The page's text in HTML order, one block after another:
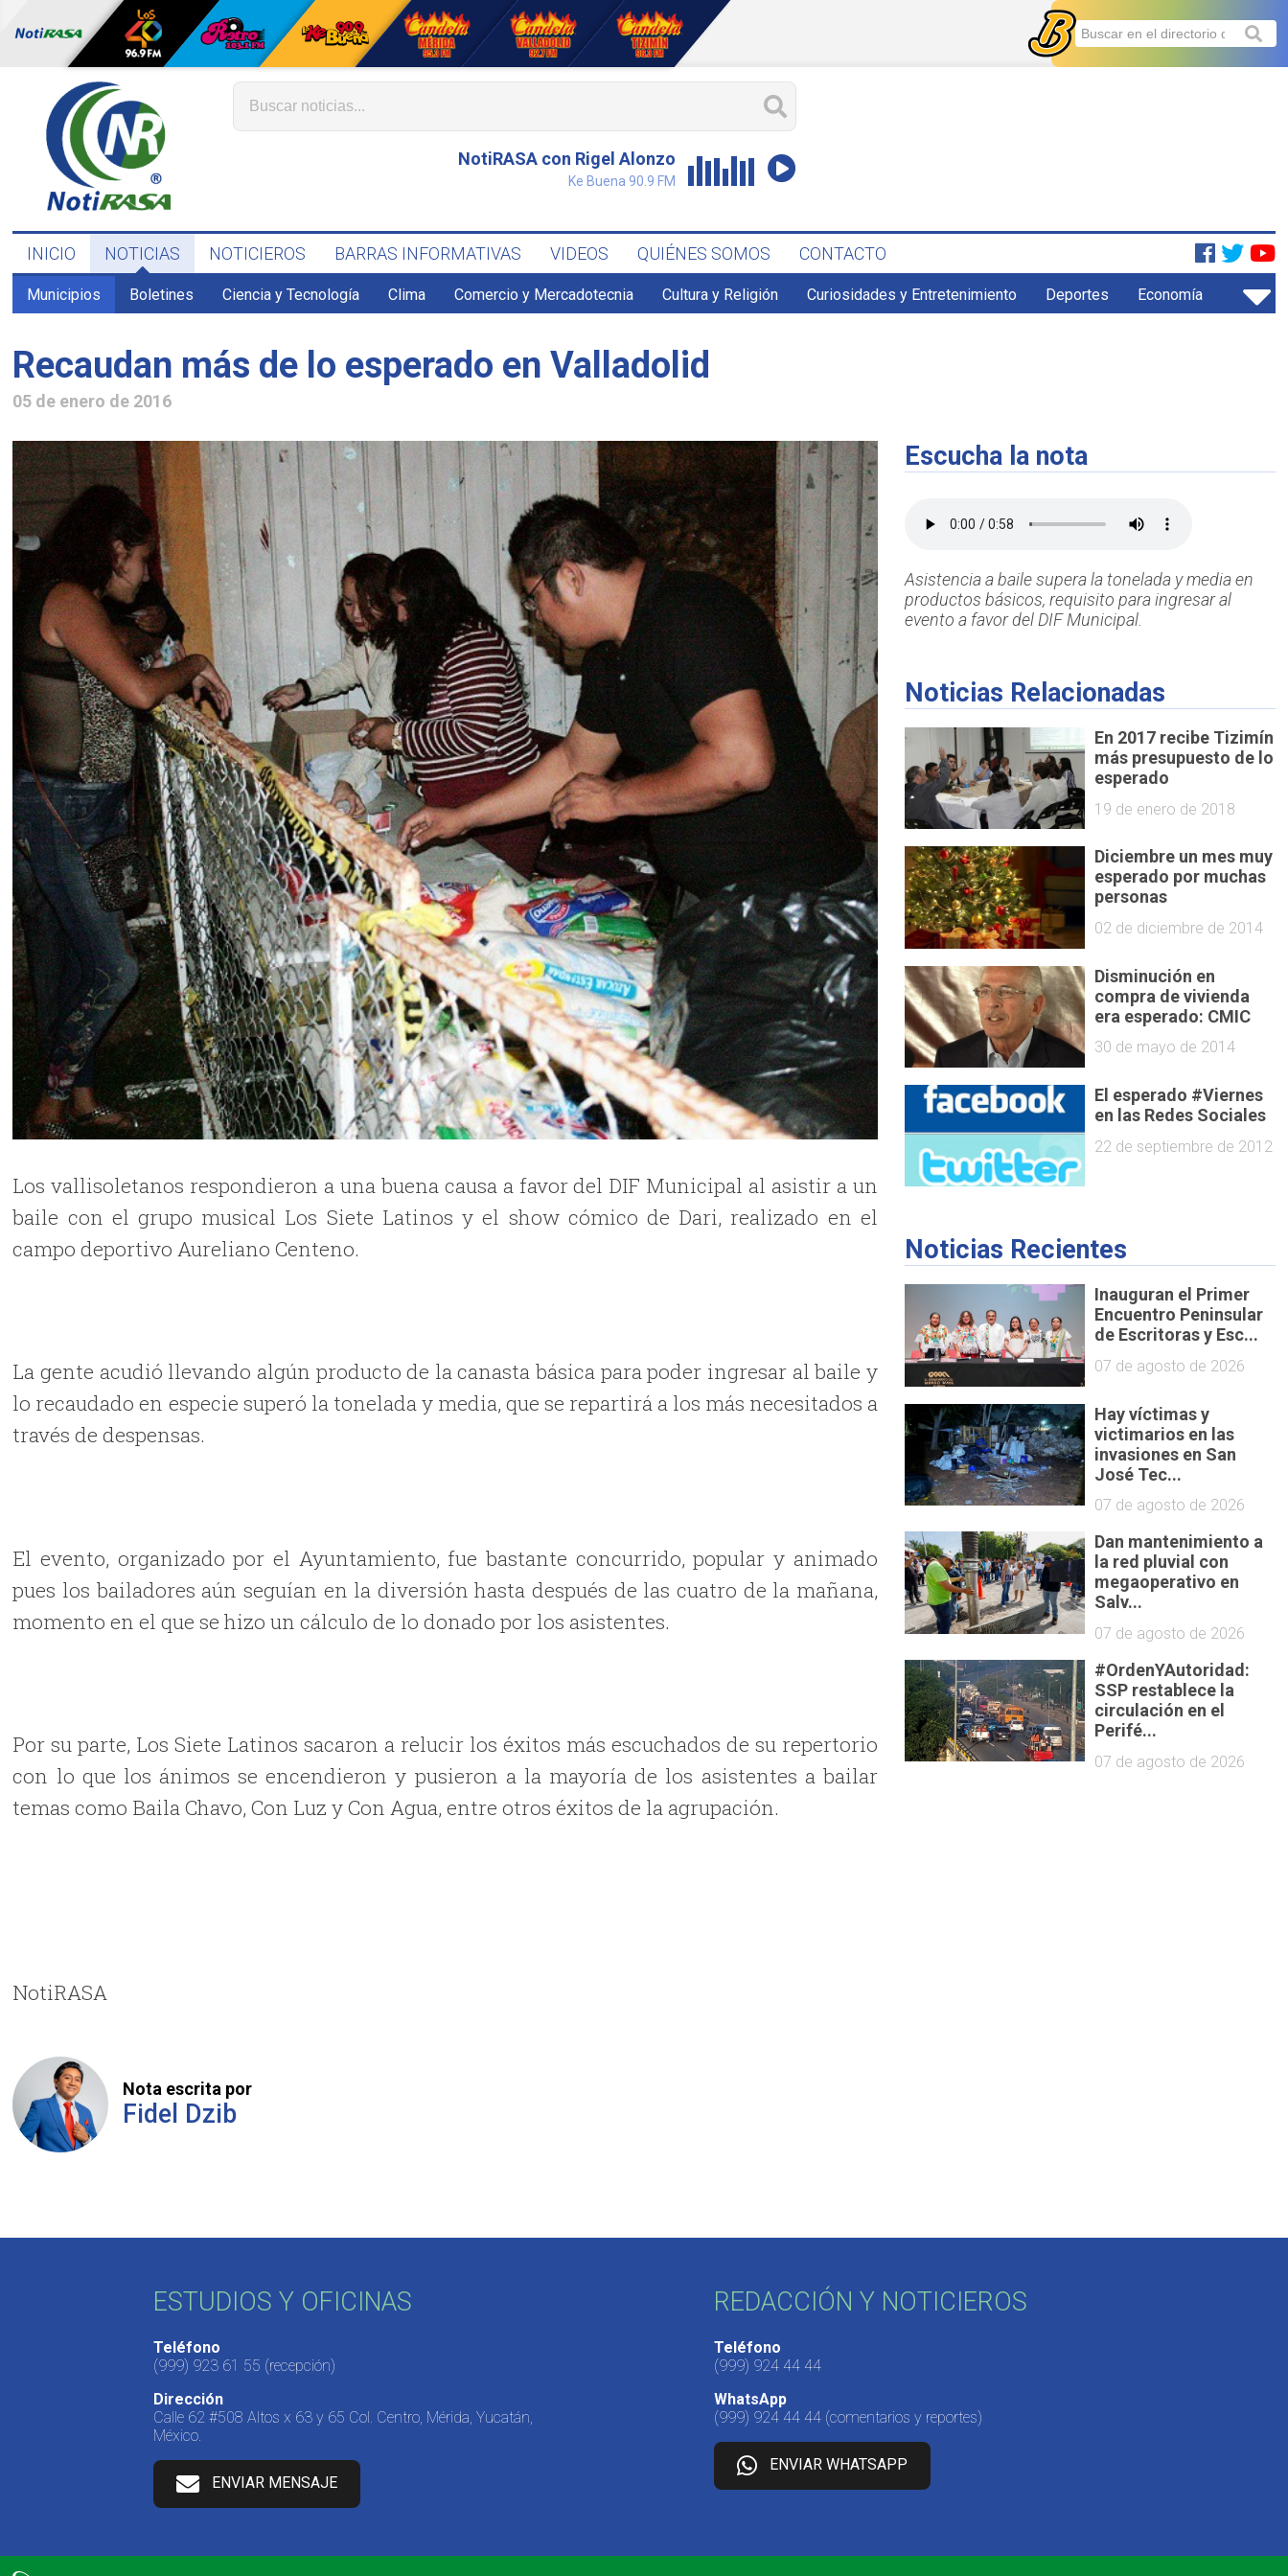
NotiRASA con Rigel Alonzo
Ke Buena 90.9 FM
INICIO NOTICIAS NOTICIEROS BARRAS INFORMATIVAS VIDEOS QUIÉNES SOMOS CONTACTO
Municipios Boletines Ciencia y Tecnología Clima Comercio y Mercadotecnia Cultura y Religión Curiosidades y Entretenimiento Deportes Economía
Recaudan más de lo esperado en Valladolid
05 de enero de 2016
Los vallisoletanos respondieron a una buena causa a favor del DIF Municipal al asistir a un
baile con el grupo musical Los Siete Latinos y el show cómico de Dari, realizado en el
campo deportivo Aureliano Centeno.
La gente acudió llevando algún producto de la canasta básica para poder ingresar al baile y
lo recaudado en especie superó la tonelada y media, que se repartirá a los más necesitados a
través de despensas.
El evento, organizado por el Ayuntamiento, fue bastante concurrido, popular y animado
pues los bailadores aún seguían en la diversión hasta después de las cuatro de la mañana,
momento en el que se hizo un cálculo de lo donado por los asistentes.
Por su parte, Los Siete Latinos sacaron a relucir los éxitos más escuchados de su repertorio
con lo que los ánimos se encendieron y pusieron a la mayoría de los asistentes a bailar
temas como Baila Chavo, Con Luz y Con Agua, entre otros éxitos de la agrupación.
NotiRASA
Nota escrita por
Fidel Dzib
Escucha la nota
Asistencia a baile supera la tonelada y media en
productos básicos, requisito para ingresar al
evento a favor del DIF Municipal.
Noticias Relacionadas
En 2017 recibe Tizimín
más presupuesto de lo
esperado
19 de enero de 2018
Diciembre un mes muy
esperado por muchas
personas
02 de diciembre de 2014
Disminución en
compra de vivienda
era esperado: CMIC
30 de mayo de 2014
El esperado #Viernes
en las Redes Sociales
22 de septiembre de 2012
Noticias Recientes
Inauguran el Primer
Encuentro Peninsular
de Escritoras y Esc...
07 de agosto de 2026
Hay víctimas y
victimarios en las
invasiones en San
José Tec...
07 de agosto de 2026
Dan mantenimiento a
la red pluvial con
megaoperativo en
Salv...
07 de agosto de 2026
#OrdenYAutoridad:
SSP restablece la
circulación en el
Perifé...
07 de agosto de 2026
ESTUDIOS Y OFICINAS
Teléfono
(999) 923 61 55 (recepción)
Dirección
Calle 62 #508 Altos x 63 y 65 Col. Centro, Mérida, Yucatán,
México.
ENVIAR MENSAJE
REDACCIÓN Y NOTICIEROS
Teléfono
(999) 924 44 44
WhatsApp
(999) 924 44 44 (comentarios y reportes)
ENVIAR WHATSAPP